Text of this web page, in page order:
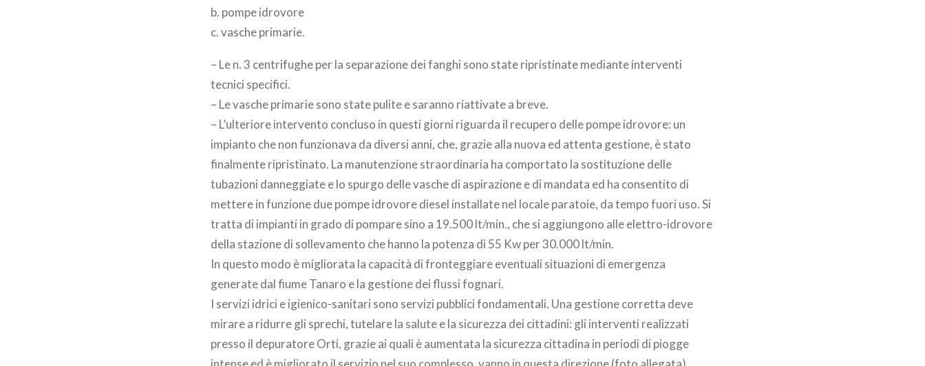
b. pompe idrovore
c. vasche primarie.
– Le n. 3 centrifughe per la separazione dei fanghi sono state ripristinate mediante interventi
tecnici specifici.
– Le vasche primarie sono state pulite e saranno riattivate a breve.
– L’ulteriore intervento concluso in questi giorni riguarda il recupero delle pompe idrovore: un
impianto che non funzionava da diversi anni, che, grazie alla nuova ed attenta gestione, è stato
finalmente ripristinato. La manutenzione straordinaria ha comportato la sostituzione delle
tubazioni danneggiate e lo spurgo delle vasche di aspirazione e di mandata ed ha consentito di
mettere in funzione due pompe idrovore diesel installate nel locale paratoie, da tempo fuori uso. Si
tratta di impianti in grado di pompare sino a 19.500 lt/min., che si aggiungono alle elettro-idrovore
della stazione di sollevamento che hanno la potenza di 55 Kw per 30.000 lt/min.
In questo modo è migliorata la capacità di fronteggiare eventuali situazioni di emergenza
generate dal fiume Tanaro e la gestione dei flussi fognari.
I servizi idrici e igienico-sanitari sono servizi pubblici fondamentali. Una gestione corretta deve
mirare a ridurre gli sprechi, tutelare la salute e la sicurezza dei cittadini: gli interventi realizzati
presso il depuratore Orti, grazie ai quali è aumentata la sicurezza cittadina in periodi di piogge